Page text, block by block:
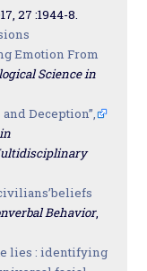
27 :1944-8.
Emotion From
Science in
Deception”,
Behavior,
lies : identifying